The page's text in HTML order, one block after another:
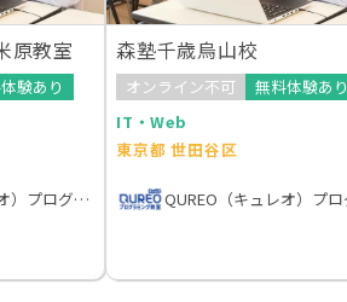
原教室
験あり
QUREO（キュレオ）プログラミング教室
森塾千歳烏山校
オンライン不可
無料体験あり
IT・Web
東京都 世田谷区